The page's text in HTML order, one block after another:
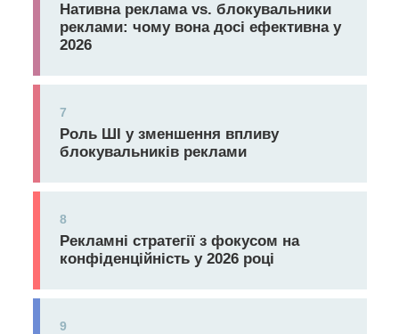
Нативна реклама vs. блокувальники
реклами: чому вона досі ефективна у
2026
7
Роль ШІ у зменшення впливу
блокувальників реклами
8
Рекламні стратегії з фокусом на
конфіденційність у 2026 році
9